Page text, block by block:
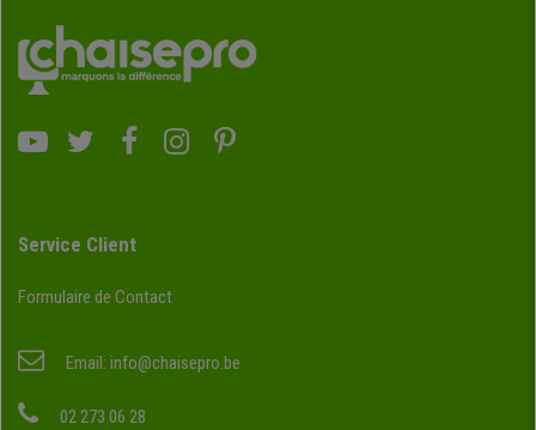
Service Client
Formulaire de Contact
Email: info@chaisepro.be
02 273 06 28